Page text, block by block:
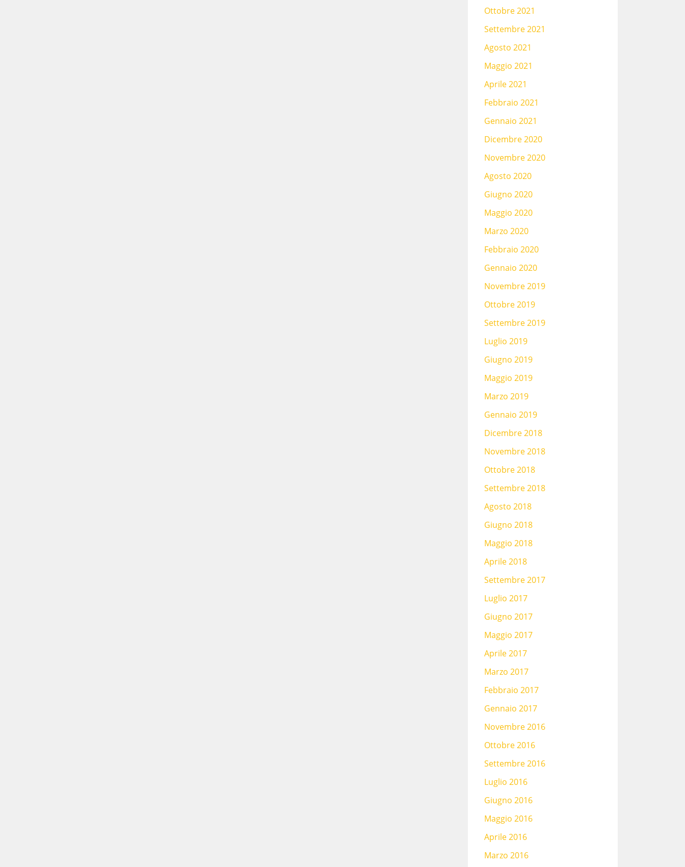
Ottobre 2021
Settembre 2021
Agosto 2021
Maggio 2021
Aprile 2021
Febbraio 2021
Gennaio 2021
Dicembre 2020
Novembre 2020
Agosto 2020
Giugno 2020
Maggio 2020
Marzo 2020
Febbraio 2020
Gennaio 2020
Novembre 2019
Ottobre 2019
Settembre 2019
Luglio 2019
Giugno 2019
Maggio 2019
Marzo 2019
Gennaio 2019
Dicembre 2018
Novembre 2018
Ottobre 2018
Settembre 2018
Agosto 2018
Giugno 2018
Maggio 2018
Aprile 2018
Settembre 2017
Luglio 2017
Giugno 2017
Maggio 2017
Aprile 2017
Marzo 2017
Febbraio 2017
Gennaio 2017
Novembre 2016
Ottobre 2016
Settembre 2016
Luglio 2016
Giugno 2016
Maggio 2016
Aprile 2016
Marzo 2016